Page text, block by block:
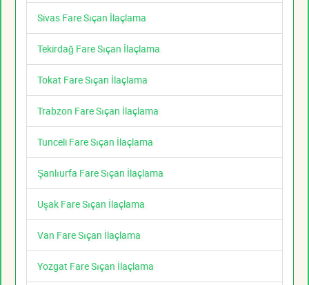
Sivas Fare Sıçan İlaçlama
Tekirdağ Fare Sıçan İlaçlama
Tokat Fare Sıçan İlaçlama
Trabzon Fare Sıçan İlaçlama
Tunceli Fare Sıçan İlaçlama
Şanlıurfa Fare Sıçan İlaçlama
Uşak Fare Sıçan İlaçlama
Van Fare Sıçan İlaçlama
Yozgat Fare Sıçan İlaçlama